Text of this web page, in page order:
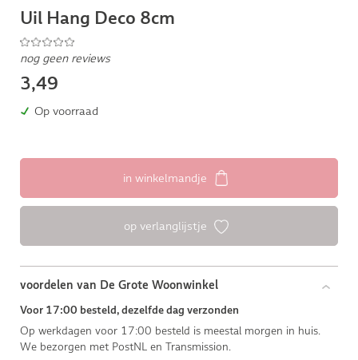
Uil Hang Deco 8cm
nog geen reviews
3,49
Op voorraad
in winkelmandje
op verlanglijstje
voordelen van De Grote Woonwinkel
Voor 17:00 besteld, dezelfde dag verzonden
Op werkdagen voor 17:00 besteld is meestal morgen in huis.
We bezorgen met PostNL en Transmission.